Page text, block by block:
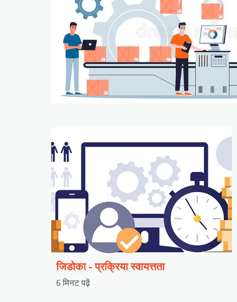
जिडोका - प्रक्रिया स्वायत्तता
6 मिनट पढ़ें